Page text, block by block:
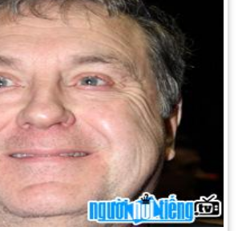
quốc Anh.
Phi hành gia Alan B. Shepard đánh một
Mitchell ném "lao" lên mặt trăng. Họ đã
một miệng núi lửa và vẫn ở trên Mặt trăng
Ariel Sharon được bầu làm thủ tướng
Lễ kỷ niệm Kim cương của Nữ hoàng
kỷ niệm 60 năm ngày bà lên ngôi.